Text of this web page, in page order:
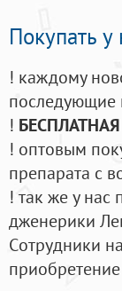
Покупать
! каждому
последующие
!
! оптовым
препарата с
! так же у
дженерики
Cотрудники